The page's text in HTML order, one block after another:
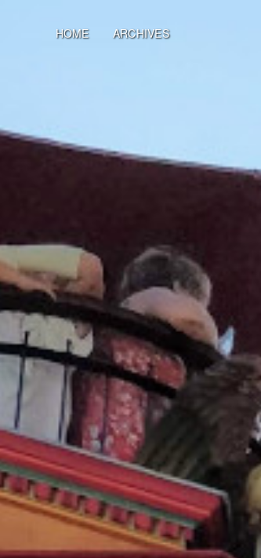
HOME ARCHIVES